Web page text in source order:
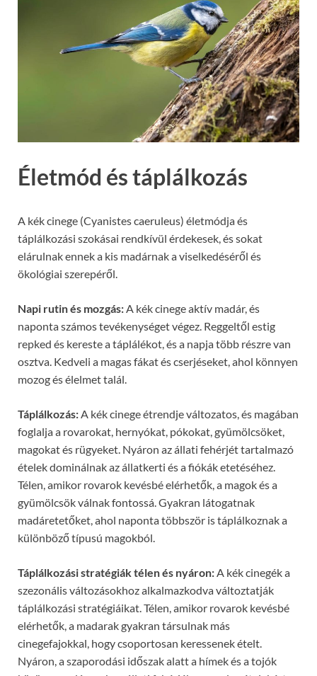
Életmód és táplálkozás
A kék cinege (Cyanistes caeruleus) életmódja és
táplálkozási szokásai rendkívül érdekesek, és sokat
elárulnak ennek a kis madárnak a viselkedéséről és
ökológiai szerepéről.
Napi rutin és mozgás:A kék cinege aktív madár, és
naponta számos tevékenységet végez. Reggeltől estig
repked és kereste a táplálékot, és a napja több részre van
osztva. Kedveli a magas fákat és cserjéseket, ahol könnyen
mozog és élelmet talál.
Táplálkozás:A kék cinege étrendje változatos, és magában
foglalja a rovarokat, hernyókat, pókokat, gyümölcsöket,
magokat és rügyeket. Nyáron az állati fehérjét tartalmazó
ételek dominálnak az állatkerti és a fiókák etetéséhez.
Télen, amikor rovarok kevésbé elérhetők, a magok és a
gyümölcsök válnak fontossá. Gyakran látogatnak
madáretetőket, ahol naponta többször is táplálkoznak a
különböző típusú magokból.
Táplálkozási stratégiák télen és nyáron:A kék cinegék a
szezonális változásokhoz alkalmazkodva változtatják
táplálkozási stratégiáikat. Télen, amikor rovarok kevésbé
elérhetők, a madarak gyakran társulnak más
cinegefajokkal, hogy csoportosan keressenek ételt.
Nyáron, a szaporodási időszak alatt a hímek és a tojók